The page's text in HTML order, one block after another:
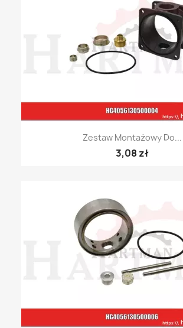
Zestaw Montażowy Do...
3,08 zł